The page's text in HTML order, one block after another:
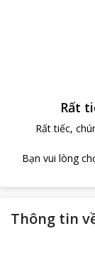
Rất
Rất tiếc,
Bạn vui lòng
Thông tin